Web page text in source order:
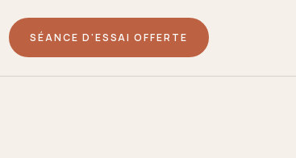
SÉANCE D'ESSAI OFFERTE